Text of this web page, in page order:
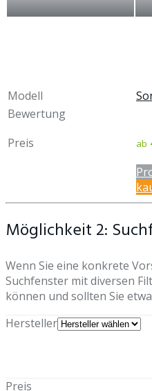
Modell
Bewertung
Preis
ab
Möglichkeit 2:
Wenn Sie eine konkrete
Suchfenster mit diversen
können und sollten Sie
Hersteller
Preis